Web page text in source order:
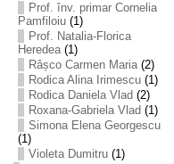
Prof. înv. primar Cornelia
Pamfiloiu(1)
Prof. Natalia-Florica
Heredea(1)
Râșco Carmen Maria(2)
Rodica Alina Irimescu(1)
Rodica Daniela Vlad (2)
Roxana-Gabriela Vlad (1)
Simona Elena Georgescu
(1)
Violeta Dumitru(1)